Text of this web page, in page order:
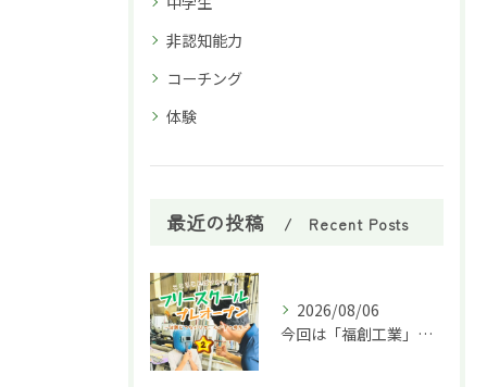
非認知能力
コーチング
体験
最近の投稿 Recent Posts
2026/08/06
今回は「福創工業」様へ企業訪問に行ってきました！🏭✨